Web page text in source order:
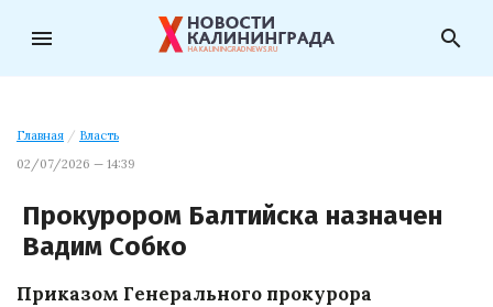
menu search
Главная / Власть
02/07/2026 — 14:39
Прокурором Балтийска назначен
Вадим Собко
Приказом Генерального прокурора